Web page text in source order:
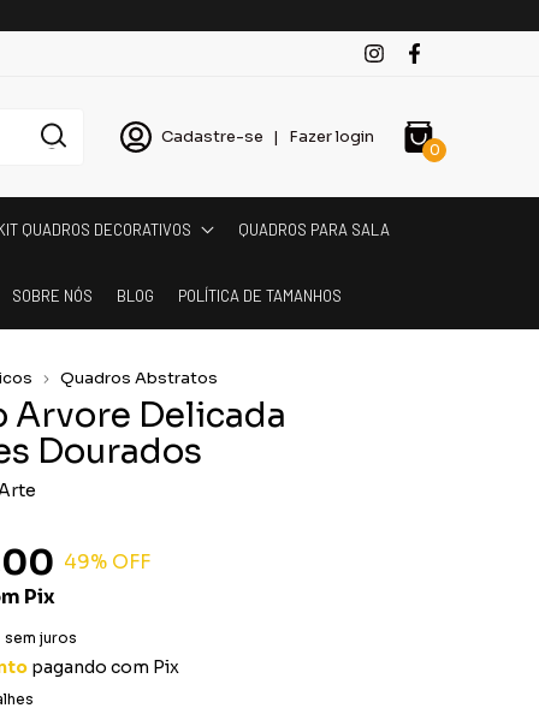
Cadastre-se | Fazer login
0
QUADROS DECORATIVOS QUADROS PARA SALA
SOBRE NÓS BLOG POLÍTICA DE TAMANHOS
Quadros Abstratos
Arvore Delicada
Dourados
49% OFF
Pix
sem juros
pagando com Pix